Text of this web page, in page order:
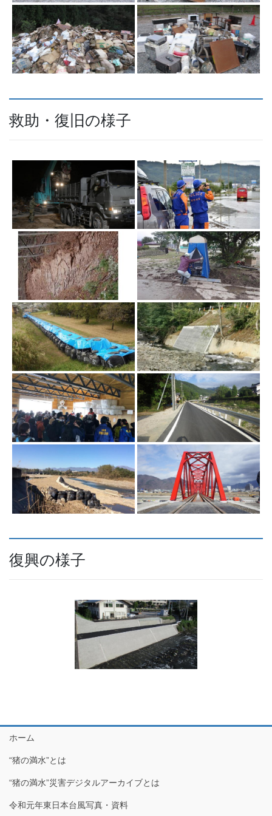
救助・復旧の様子
復興の様子
ホーム
“猪の満水”とは
“猪の満水”災害デジタルアーカイブとは
令和元年東日本台風写真・資料